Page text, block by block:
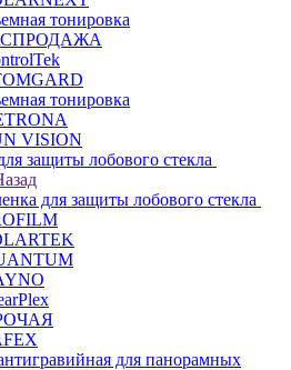
тонировка
тонировка
VISION
защиты лобового стекла
для защиты лобового стекла
для панорамных